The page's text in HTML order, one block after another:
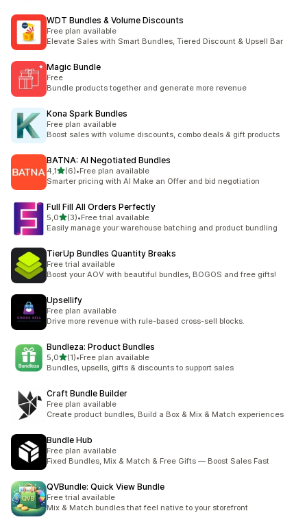
WDT Bundles & Volume Discounts
Free plan available
Elevate Sales with Smart Bundles, Tiered Discount & Upsell Bar
Magic Bundle
Free
Bundle products together and generate more revenue
Kona Spark Bundles
Free plan available
Boost sales with volume discounts, combo deals & gift products
BATNA: AI Negotiated Bundles
4,15 yıldız üzerinden
(6)
toplam 6 değerlendirme
•Free plan available
Smarter pricing with AI Make an Offer and bid negotiation
Full Fill All Orders Perfectly
5,05 yıldız üzerinden
(3)
toplam 3 değerlendirme
•Free trial available
Easily manage your warehouse batching and product bundling
TierUp Bundles Quantity Breaks
Free trial available
Boost your AOV with beautiful bundles, BOGOS and free gifts!
Upsellify
Free plan available
Drive more revenue with rule-based cross-sell blocks.
Bundleza: Product Bundles
5,05 yıldız üzerinden
(1)
toplam 1 değerlendirme
•Free plan available
Bundles, upsells, gifts & discounts to support sales
Craft Bundle Builder
Free plan available
Create product bundles, Build a Box & Mix & Match experiences
Bundle Hub
Free plan available
Fixed Bundles, Mix & Match & Free Gifts — Boost Sales Fast
QVBundle: Quick View Bundle
Free trial available
Mix & Match bundles that feel native to your storefront